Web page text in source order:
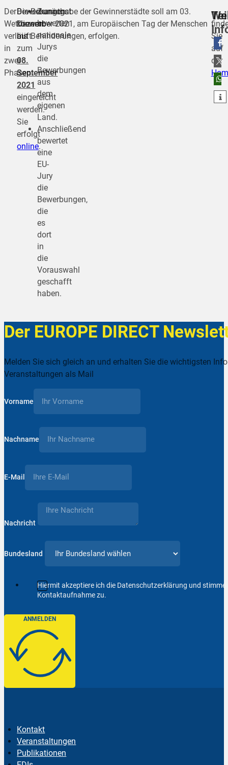
Der
Wettbewerb
verläuft
in
zwei
Phasen:
Zunächst
bewerten
nationale
Jurys
die
Bewerbungen
aus
dem
eigenen
Land.
Anschließend
bewertet
eine
EU-
Jury
die
Bewerbungen,
die
es
dort
in
die
Vorauswahl
geschafft
haben.
Bewerbungen
können
bis
zum
08.
September
2021
eingereicht
werden.
Sie
erfolgt
online.
Die Bekanntgabe der Gewinnerstädte soll am 03.
Dezember 2021, am Europäischen Tag der Menschen
mit Behinderungen, erfolgen.
…
Sie
auf
der
teilen
teilen
teilen
Der EUROPE DIRECT
Melden Sie sich gleich an und erhalten Sie die wichtigsten
Veranstaltungen als Mail
Vorname
Nachname
E-Mail
Nachricht
Bundesland
Hiermit akzeptiere ich die Datenschutzerklärung und
Kontaktaufnahme zu.
ANMELDEN
Kontakt
Veranstaltungen
Publikationen